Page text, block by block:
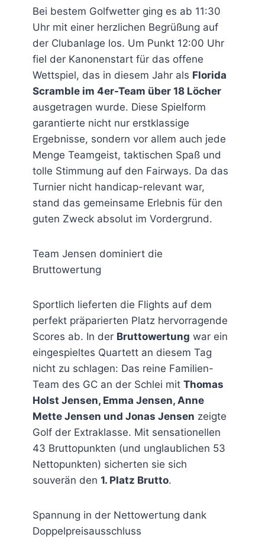
Bei bestem Golfwetter ging es ab 11:30
Uhr mit einer herzlichen Begrüßung auf
der Clubanlage los. Um Punkt 12:00 Uhr
fiel der Kanonenstart für das offene
Wettspiel, das in diesem Jahr als Florida
Scramble im 4er-Team über 18 Löcher
ausgetragen wurde. Diese Spielform
garantierte nicht nur erstklassige
Ergebnisse, sondern vor allem auch jede
Menge Teamgeist, taktischen Spaß und
tolle Stimmung auf den Fairways. Da das
Turnier nicht handicap-relevant war,
stand das gemeinsame Erlebnis für den
guten Zweck absolut im Vordergrund.
Team Jensen dominiert die
Bruttowertung
Sportlich lieferten die Flights auf dem
perfekt präparierten Platz hervorragende
Scores ab. In der Bruttowertung war ein
eingespieltes Quartett an diesem Tag
nicht zu schlagen: Das reine Familien-
Team des GC an der Schlei mit Thomas
Holst Jensen, Emma Jensen, Anne
Mette Jensen und Jonas Jensen zeigte
Golf der Extraklasse. Mit sensationellen
43 Bruttopunkten (und unglaublichen 53
Nettopunkten) sicherten sie sich
souverän den 1. Platz Brutto.
Spannung in der Nettowertung dank
Doppelpreisausschluss